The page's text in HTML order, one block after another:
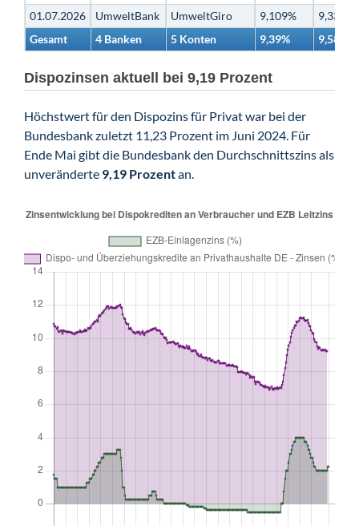
01.07.2026 UmweltBank UmweltGiro 9,109%
9,339%
Gesamt
4 Banken 5 Konten 9,39% 9,58%
Dispozinsen aktuell bei 9,19 Prozent
Höchstwert für den Dispozins für Privat war bei der
Bundesbank zuletzt 11,23 Prozent im Juni 2024. Für
Ende Mai gibt die Bundesbank den Durchschnittszins als
unveränderte 9,19 Prozentan.